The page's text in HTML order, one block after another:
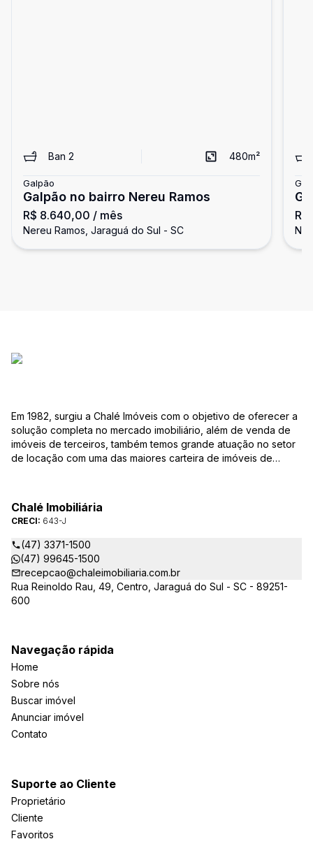
Ban 2 480m²
Galpão
Galpão no bairro Nereu Ramos
R$ 8.640,00 / mês
Nereu Ramos, Jaraguá do Sul - SC
Em 1982, surgiu a Chalé Imóveis com o objetivo de oferecer a
solução completa no mercado imobiliário, além de venda de
imóveis de terceiros, também temos grande atuação no setor
de locação com uma das maiores carteira de imóveis de
Arte Imóveis. E também reavaliamos a nossa Missão, Visão e
Valores.
Chalé Imobiliária
CRECI: 643-J
(47) 3371-1500
(47) 99645-1500
recepcao@chaleimobiliaria.com.br
Rua Reinoldo Rau, 49, Centro, Jaraguá do Sul - SC - 89251-
600
Navegação rápida
Home
Sobre nós
Buscar imóvel
Anunciar imóvel
Contato
Suporte ao Cliente
Proprietário
Cliente
Favoritos